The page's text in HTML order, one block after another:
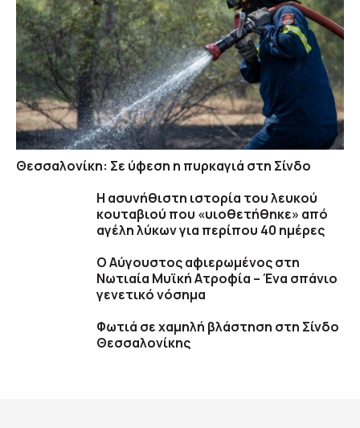
Θεσσαλονίκη: Σε ύφεση η πυρκαγιά στη Σίνδο
Η ασυνήθιστη ιστορία του λευκού
κουταβιού που «υιοθετήθηκε» από
αγέλη λύκων για περίπου 40 ημέρες
Ο Αύγουστος αφιερωμένος στη
Νωτιαία Μυϊκή Ατροφία – Ένα σπάνιο
γενετικό νόσημα
Φωτιά σε χαμηλή βλάστηση στη Σίνδο
Θεσσαλονίκης